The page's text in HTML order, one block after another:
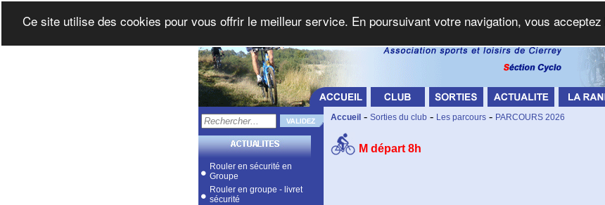
Rouler en sécurité en
Groupe
Rouler en groupe - livret
sécurité
Accueil - Sorties du club - Les parcours - PARCOURS 2026
M départ 8h
Ce site utilise des cookies pour vous offrir le meilleur service. En poursuivant votre navigation, vous